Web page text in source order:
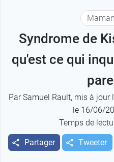
Syndrome de
qu'est ce qui
ParSamuel Rault, mis à jour
le 16/06/
Temps de
Partager Tweeter